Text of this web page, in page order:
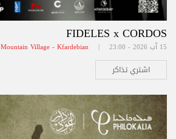
FIDELES x CORDOS
15 آب 2026 - 23:00 | Village - Kfardebian
اشتري تذاكر